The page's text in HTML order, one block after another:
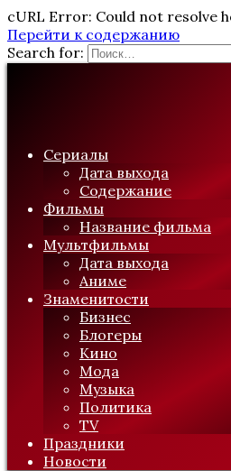
cURL Error: Could not resolve
Перейти к содержанию
Search for:
Сериалы
Дата выхода
Содержание
Фильмы
Название фильма
Мультфильмы
Дата выхода
Аниме
Знаменитости
Бизнес
Блогеры
Кино
Мода
Музыка
Политика
TV
Праздники
Новости